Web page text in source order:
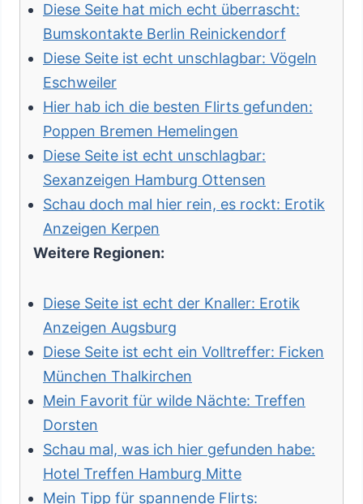
Diese Seite hat mich echt überrascht:
Bumskontakte Berlin Reinickendorf
Diese Seite ist echt unschlagbar: Vögeln
Eschweiler
Hier hab ich die besten Flirts gefunden:
Poppen Bremen Hemelingen
Diese Seite ist echt unschlagbar:
Sexanzeigen Hamburg Ottensen
Schau doch mal hier rein, es rockt: Erotik
Anzeigen Kerpen
Weitere Regionen:
Diese Seite ist echt der Knaller: Erotik
Anzeigen Augsburg
Diese Seite ist echt ein Volltreffer: Ficken
München Thalkirchen
Mein Favorit für wilde Nächte: Treffen
Dorsten
Schau mal, was ich hier gefunden habe:
Hotel Treffen Hamburg Mitte
Mein Tipp für spannende Flirts: